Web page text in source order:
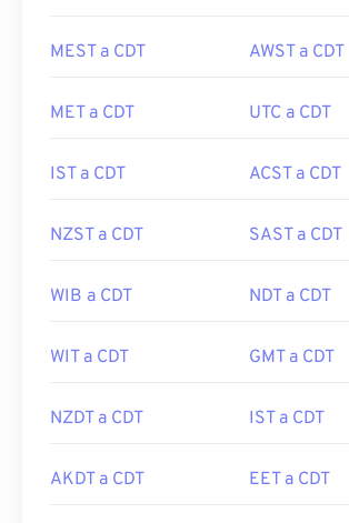
MEST a CDT AWST a CDT
MET a CDT UTC a CDT
IST a CDT ACST a CDT
NZST a CDT SAST a CDT
WIB a CDT NDT a CDT
WIT a CDT GMT a CDT
NZDT a CDT IST a CDT
AKDT a CDT EET a CDT